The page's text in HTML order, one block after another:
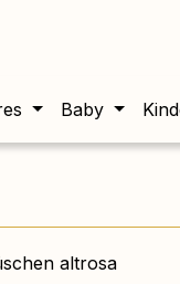
Baby